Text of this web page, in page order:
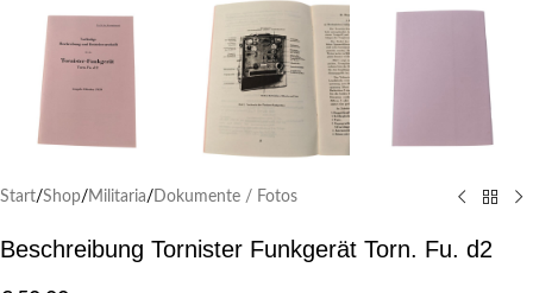
Start/Shop/ Militaria/ Dokumente / Fotos
Beschreibung Tornister Funkgerät Torn. Fu. d2